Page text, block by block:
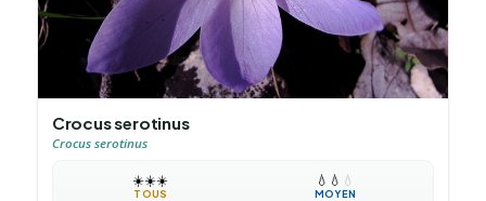
Crocus serotinus
Crocus serotinus
☀️☀️☀️
TOUS
💧 💧 💧
MOYEN